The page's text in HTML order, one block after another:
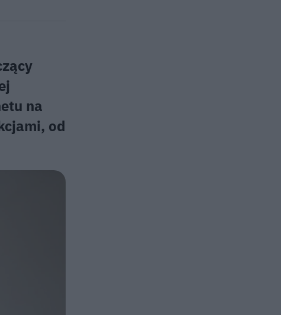
na
od